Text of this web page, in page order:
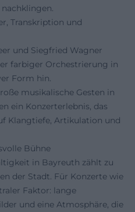
Transkription und
und Siegfried Wagner
farbiger Orchestrierung in
Form hin.
musikalische Gesten in
ein Konzerterlebnis, das
Klangtiefe, Artikulation und
Bühne
in Bayreuth zählt zu
der Stadt. Für Konzerte wie
Faktor: lange
und eine Atmosphäre, die